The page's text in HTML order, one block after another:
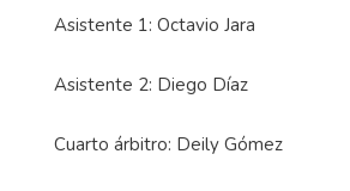
Asistente 1: Octavio Jara
Asistente 2: Diego Díaz
Cuarto árbitro: Deily Gómez